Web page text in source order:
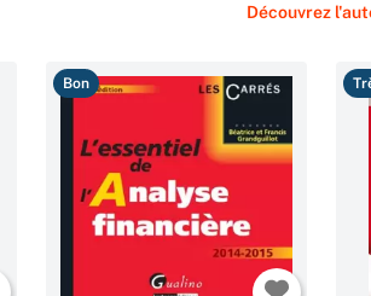
Découvrez
Bon